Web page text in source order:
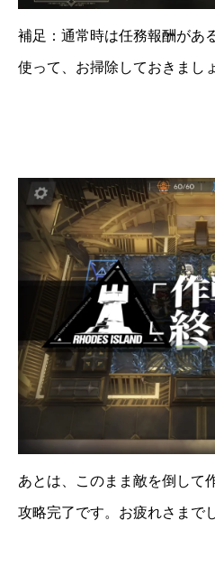
補足：通常時は任務報酬があ
使って、お掃除しておきまし
あとは、このまま敵を倒して
攻略完了です。お疲れさまで